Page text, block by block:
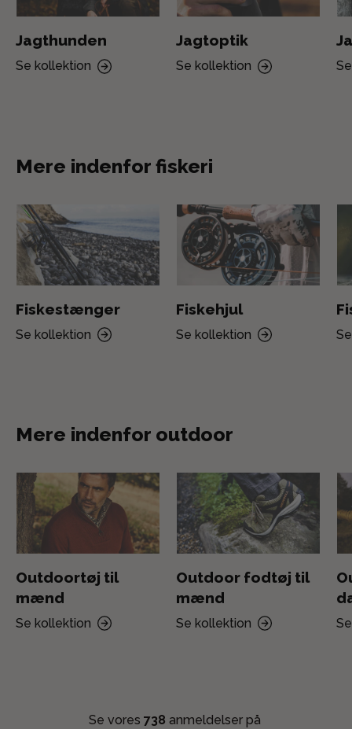
Jagthunden
Se kollektion
Jagtoptik
Se kollektion
Mere indenfor fiskeri
Fiskestænger
Se kollektion
Fiskehjul
Se kollektion
Mere indenfor outdoor
Outdoortøj til
mænd
Se kollektion
Outdoor fodtøj til
mænd
Se kollektion
Se vores 738 anmeldelser på